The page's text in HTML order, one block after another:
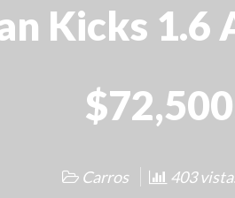
Kicks 1.6
Carros 403